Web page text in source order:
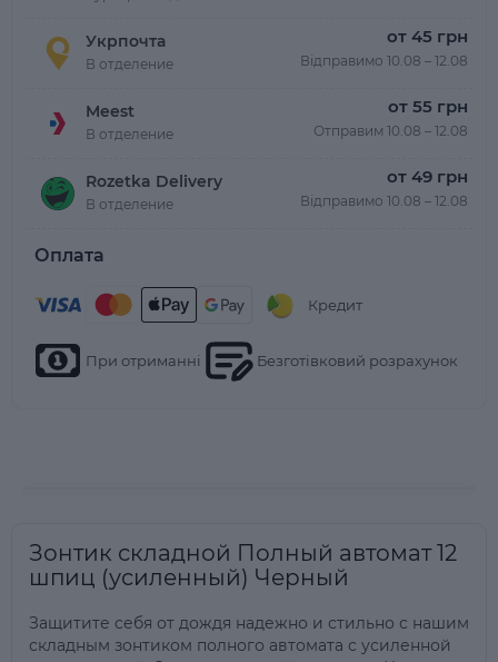
Укрпочта
В отделение
от 45 грн
Відправимо 10.08 – 12.08
Meest
В отделение
от 55 грн
Отправим 10.08 – 12.08
Rozetka Delivery
В отделение
от 49 грн
Відправимо 10.08 – 12.08
Оплата
Кредит
При отриманні Безготівковий розрахунок
Зонтик складной Полный автомат 12
шпиц (усиленный) Черный
Защитите себя от дождя надежно и стильно с нашим
складным зонтиком полного автомата с усиленной